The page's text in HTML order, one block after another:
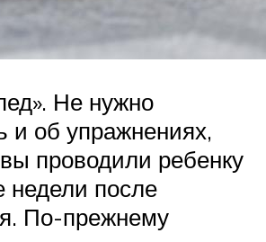
Не нужно
и об упражнениях,
проводили ребенку
недели после
По-прежнему